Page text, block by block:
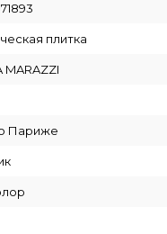
плитка
MARAZZI
Париже